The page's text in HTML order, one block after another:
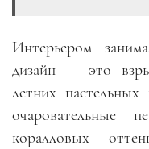
Интерьером
дизайн — это
летних
очаровательные
коралловых